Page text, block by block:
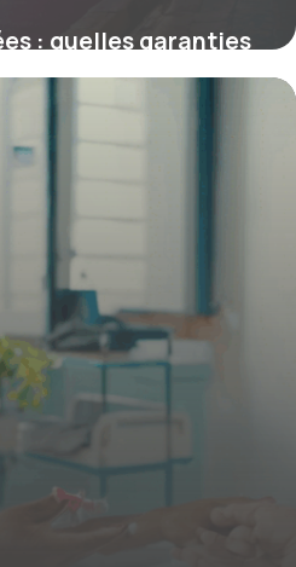
: quelles garanties
comparaison